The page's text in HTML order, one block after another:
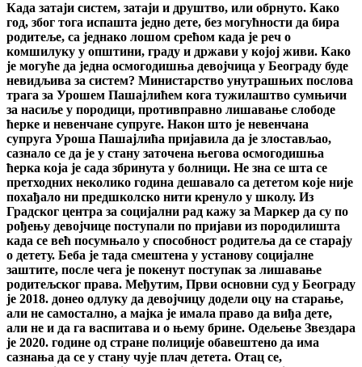
Када затаји систем, затаји и друштво, или обрнуто. Како
год, због тога испашта једно дете, без могућности да бира
родитеље, са једнако лошом срећом када је реч о
комшилуку у општини, граду и држави у којој живи. Како
је могуће да једна осмогодишња девојчица у Београду буде
невидљива за систем? Министарство унутрашњих послова
трага за Урошем Пашајлићем кога тужилаштво сумњичи
за насиље у породици, противправно лишавање слободе
ћерке и невенчане супруге. Након што је невенчана
супруга Уроша Пашајлића пријавила да је злостављао,
сазнало се да је у стану заточена његова осмогодишња
ћерка која је сада збринута у болници. Не зна се шта се
претходних неколико година дешавало са дететом које није
похађало ни предшколско нити кренуло у школу. Из
Градског центра за социјални рад кажу за Маркер да су по
рођењу девојчице поступали по пријави из породилишта
када се већ посумњало у способност родитеља да се старају
о детету. Беба је тада смештена у установу социјалне
заштите, после чега је покенут поступак за лишавање
родитељског права. Међутим, Први основни суд у Београду
је 2018. донео одлуку да девојчицу додели оцу на старање,
али не самостално, а мајка је имала право да виђа дете,
али не и да га васпитава и о њему брине. Одељење Звездара
је 2020. године од стране полиције обавештено да има
сазнања да се у стану чује плач детета. Отац се,